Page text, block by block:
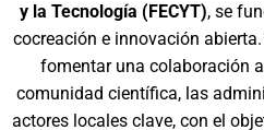
y la Tecnología (FECYT), se
cocreación e innovación
fomentar una colaboración
comunidad científica, las
actores locales clave, con el